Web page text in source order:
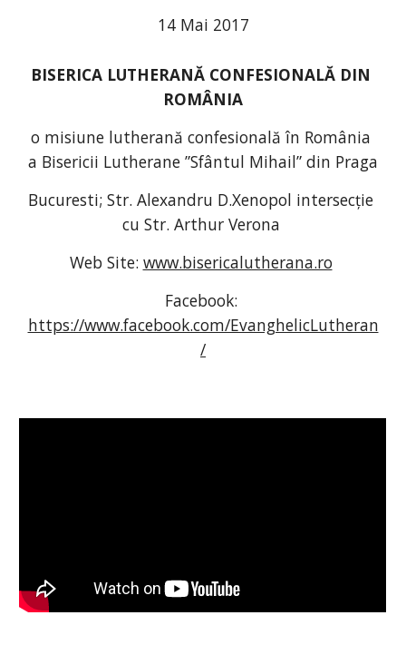
14 Mai 2017
BISERICA LUTHERANĂ CONFESIONALĂ DIN
ROMÂNIA
o misiune lutherană confesională în România
a Bisericii Lutherane ”Sfântul Mihail” din Praga
Bucuresti; Str. Alexandru D.Xenopol intersecție
cu Str. Arthur Verona
Web Site: www.bisericalutherana.ro
https://www.facebook.com/EvanghelicLutheran
/